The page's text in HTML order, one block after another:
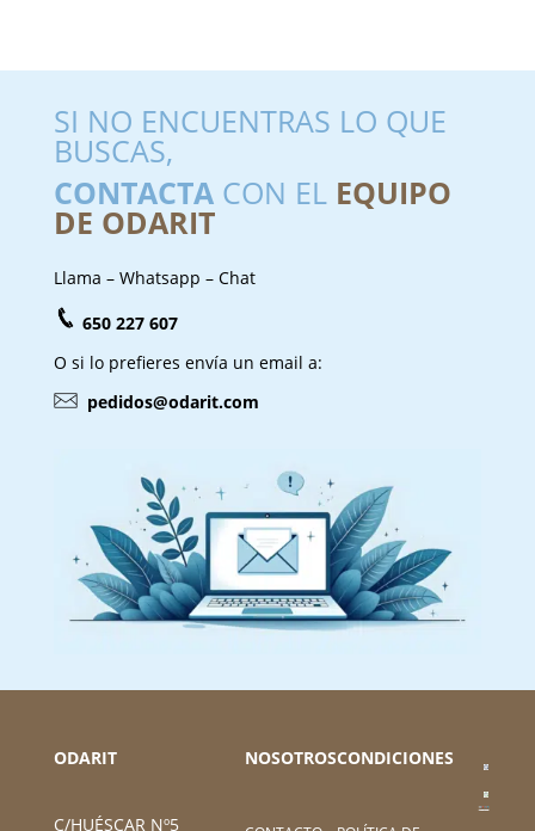
SI NO ENCUENTRAS LO QUE
BUSCAS,
CONTACTACON EL EQUIPO
DE ODARIT
Llama – Whatsapp – Chat
650 227 607
O si lo prefieres envía un email a:
pedidos@odarit.com
ODARIT
C/HUÉSCAR Nº5
NOSOTROSCONDICIONES